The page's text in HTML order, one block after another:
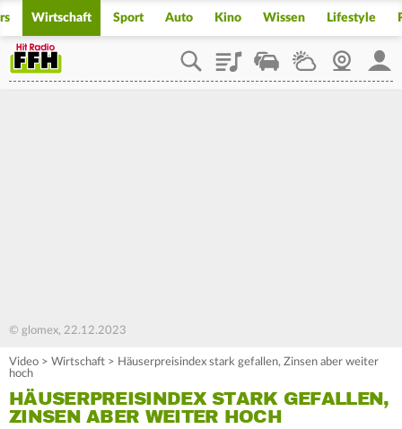
Wirtschaft Sport Auto Kino Wissen Lifestyle
PlaylistStaupilotWetterWebcam
© glomex, 22.12.2023
Video > Wirtschaft > Häuserpreisindex stark gefallen, Zinsen aber weiter
hoch
HÄUSERPREISINDEX STARK GEFALLEN,
ZINSEN ABER WEITER HOCH